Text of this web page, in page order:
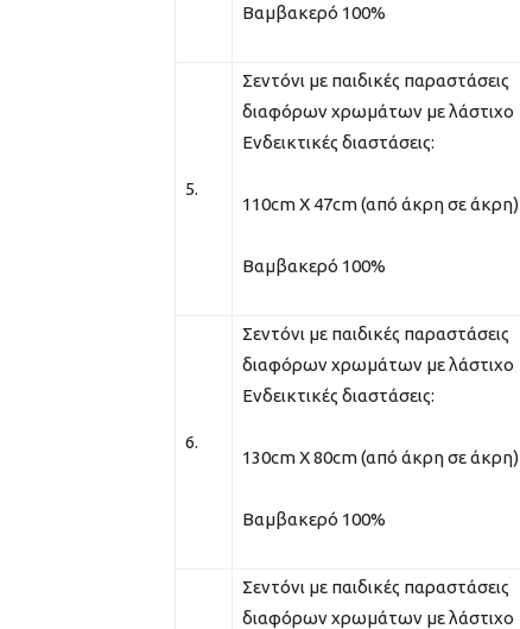
Βαμβακερό 100%
5.
Σεντόνι με παιδικές παραστάσεις
διαφόρων χρωμάτων με λάστιχο
Ενδεικτικές διαστάσεις:
110cm Χ 47cm (από άκρη σε άκρη)
Βαμβακερό 100%
6.
Σεντόνι με παιδικές παραστάσεις
διαφόρων χρωμάτων με λάστιχο
Ενδεικτικές διαστάσεις:
130cm Χ 80cm (από άκρη σε άκρη)
Βαμβακερό 100%
Σεντόνι με παιδικές παραστάσεις
διαφόρων χρωμάτων με λάστιχο